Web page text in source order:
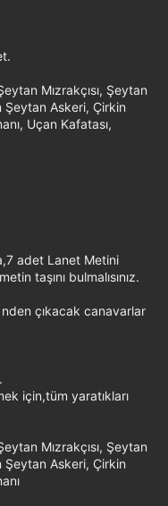
Mızrakçısı, Şeytan
Şeytan Askeri, Çirkin
Uçan Kafatası,
adet Lanet Metini
taşını bulmalısınız.
çıkacak canavarlar
için,tüm yaratıkları
Mızrakçısı, Şeytan
Şeytan Askeri, Çirkin